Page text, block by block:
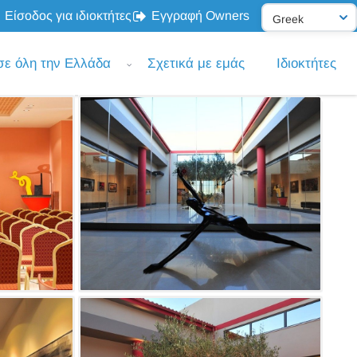
Είσοδος για ιδιοκτήτες Εγγραφή Owners
όλη την Ελλάδα Σχετικά με εμάς Ιδιοκτήτες